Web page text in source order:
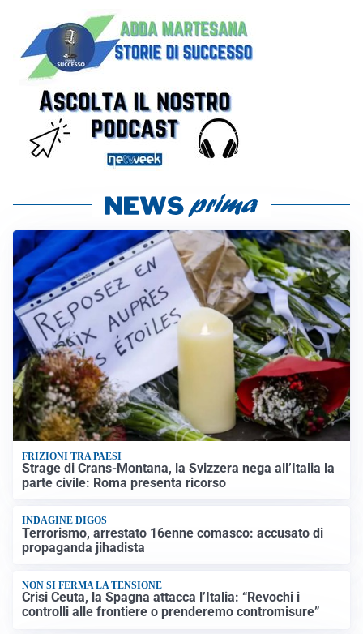
FRIZIONI TRA PAESI
Strage di Crans-Montana, la Svizzera nega all’Italia la
parte civile: Roma presenta ricorso
INDAGINE DIGOS
Terrorismo, arrestato 16enne comasco: accusato di
propaganda jihadista
NON SI FERMA LA TENSIONE
Crisi Ceuta, la Spagna attacca l’Italia: “Revochi i
controlli alle frontiere o prenderemo contromisure”